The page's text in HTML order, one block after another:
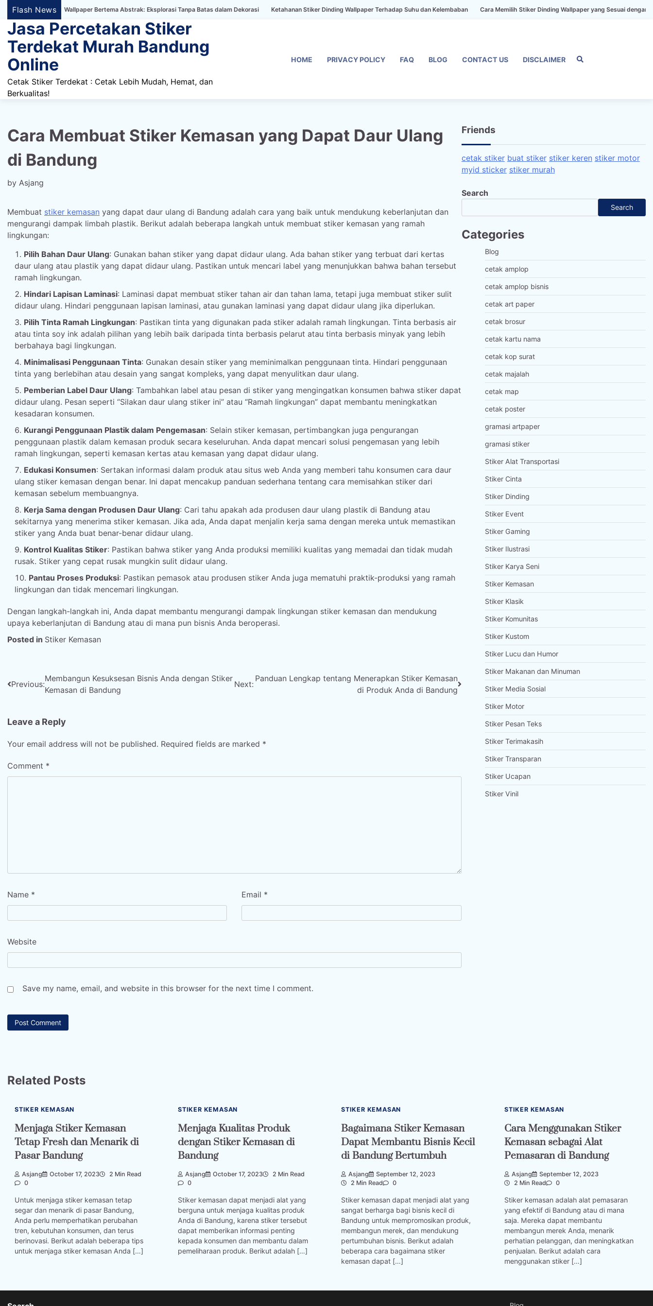
Skip
content
Flash News
Dinding Wallpaper Bertema Abstrak: Eksplorasi Tanpa Batas dalam Dekorasi Ketahanan Stiker Dinding Wallpaper Terhadap Suhu dan Kelembaban Cara Memilih Stiker Dinding Wallpaper yang Sesuai dengan Gaya
Jasa Percetakan Stiker
Terdekat Murah Bandung
Online
Cetak Stiker Terdekat : Cetak Lebih Mudah, Hemat, dan
Berkualitas!
HOME PRIVACY POLICY FAQ BLOG CONTACT US DISCLAIMER
Cara Membuat Stiker Kemasan yang Dapat Daur Ulang
di Bandung
by Asjang
Membuat stiker kemasan yang dapat daur ulang di Bandung adalah cara yang baik untuk mendukung keberlanjutan dan
mengurangi dampak limbah plastik. Berikut adalah beberapa langkah untuk membuat stiker kemasan yang ramah
lingkungan:
Pilih Bahan Daur Ulang: Gunakan bahan stiker yang dapat didaur ulang. Ada bahan stiker yang terbuat dari kertas
daur ulang atau plastik yang dapat didaur ulang. Pastikan untuk mencari label yang menunjukkan bahwa bahan tersebut
ramah lingkungan.
Hindari Lapisan Laminasi: Laminasi dapat membuat stiker tahan air dan tahan lama, tetapi juga membuat stiker sulit
didaur ulang. Hindari penggunaan lapisan laminasi, atau gunakan laminasi yang dapat didaur ulang jika diperlukan.
Pilih Tinta Ramah Lingkungan: Pastikan tinta yang digunakan pada stiker adalah ramah lingkungan. Tinta berbasis air
atau tinta soy ink adalah pilihan yang lebih baik daripada tinta berbasis pelarut atau tinta berbasis minyak yang lebih
berbahaya bagi lingkungan.
Minimalisasi Penggunaan Tinta: Gunakan desain stiker yang meminimalkan penggunaan tinta. Hindari penggunaan
tinta yang berlebihan atau desain yang sangat kompleks, yang dapat menyulitkan daur ulang.
Pemberian Label Daur Ulang: Tambahkan label atau pesan di stiker yang mengingatkan konsumen bahwa stiker dapat
didaur ulang. Pesan seperti “Silakan daur ulang stiker ini” atau “Ramah lingkungan” dapat membantu meningkatkan
kesadaran konsumen.
Kurangi Penggunaan Plastik dalam Pengemasan: Selain stiker kemasan, pertimbangkan juga pengurangan
penggunaan plastik dalam kemasan produk secara keseluruhan. Anda dapat mencari solusi pengemasan yang lebih
ramah lingkungan, seperti kemasan kertas atau kemasan yang dapat didaur ulang.
Edukasi Konsumen: Sertakan informasi dalam produk atau situs web Anda yang memberi tahu konsumen cara daur
ulang stiker kemasan dengan benar. Ini dapat mencakup panduan sederhana tentang cara memisahkan stiker dari
kemasan sebelum membuangnya.
Kerja Sama dengan Produsen Daur Ulang: Cari tahu apakah ada produsen daur ulang plastik di Bandung atau
sekitarnya yang menerima stiker kemasan. Jika ada, Anda dapat menjalin kerja sama dengan mereka untuk memastikan
stiker yang Anda buat benar-benar didaur ulang.
Kontrol Kualitas Stiker: Pastikan bahwa stiker yang Anda produksi memiliki kualitas yang memadai dan tidak mudah
rusak. Stiker yang cepat rusak mungkin sulit didaur ulang.
Pantau Proses Produksi: Pastikan pemasok atau produsen stiker Anda juga mematuhi praktik-produksi yang ramah
lingkungan dan tidak mencemari lingkungan.
Dengan langkah-langkah ini, Anda dapat membantu mengurangi dampak lingkungan stiker kemasan dan mendukung
upaya keberlanjutan di Bandung atau di mana pun bisnis Anda beroperasi.
Posted in Stiker Kemasan
Post
navigation
Previous:
Membangun Kesuksesan Bisnis Anda dengan Stiker
Kemasan di Bandung
Next:
Panduan Lengkap tentang Menerapkan Stiker Kemasan
di Produk Anda di Bandung
Leave a Reply
Your email address will not be published. Required fields are marked *
Comment *
Name * Email *
Website
Save my name, email, and website in this browser for the next time I comment.
Friends
cetak stiker buat stiker stiker keren stiker motor
myid sticker stiker murah
Search
Search
Categories
Blog
cetak amplop
cetak amplop bisnis
cetak art paper
cetak brosur
cetak kartu nama
cetak kop surat
cetak majalah
cetak map
cetak poster
gramasi artpaper
gramasi stiker
Stiker Alat Transportasi
Stiker Cinta
Stiker Dinding
Stiker Event
Stiker Gaming
Stiker Ilustrasi
Stiker Karya Seni
Stiker Kemasan
Stiker Klasik
Stiker Komunitas
Stiker Kustom
Stiker Lucu dan Humor
Stiker Makanan dan Minuman
Stiker Media Sosial
Stiker Motor
Stiker Pesan Teks
Stiker Terimakasih
Stiker Transparan
Stiker Ucapan
Stiker Vinil
Related Posts
STIKER KEMASAN
Menjaga Stiker Kemasan
Tetap Fresh dan Menarik di
Pasar Bandung
Asjang October 17, 2023
2 Min Read
0
Untuk menjaga stiker kemasan tetap
segar dan menarik di pasar Bandung,
Anda perlu memperhatikan perubahan
tren, kebutuhan konsumen, dan terus
berinovasi. Berikut adalah beberapa tips
untuk menjaga stiker kemasan Anda […]
STIKER KEMASAN
Menjaga Kualitas Produk
dengan Stiker Kemasan di
Bandung
Asjang October 17, 2023
2 Min Read
0
Stiker kemasan dapat menjadi alat yang
berguna untuk menjaga kualitas produk
Anda di Bandung, karena stiker tersebut
dapat memberikan informasi penting
kepada konsumen dan membantu dalam
pemeliharaan produk. Berikut adalah […]
STIKER KEMASAN
Bagaimana Stiker Kemasan
Dapat Membantu Bisnis Kecil
di Bandung Bertumbuh
Asjang
September 12, 2023
2 Min Read
0
Stiker kemasan dapat menjadi alat yang
sangat berharga bagi bisnis kecil di
Bandung untuk mempromosikan produk,
membangun merek, dan mendukung
pertumbuhan bisnis. Berikut adalah
beberapa cara bagaimana stiker
kemasan dapat […]
STIKER KEMASAN
Cara Menggunakan Stiker
Kemasan sebagai Alat
Pemasaran di Bandung
Asjang
September 12, 2023
2 Min Read
0
Stiker kemasan adalah alat pemasaran
yang efektif di Bandung atau di mana
saja. Mereka dapat membantu
membangun merek Anda, menarik
perhatian pelanggan, dan meningkatkan
penjualan. Berikut adalah cara
menggunakan stiker […]